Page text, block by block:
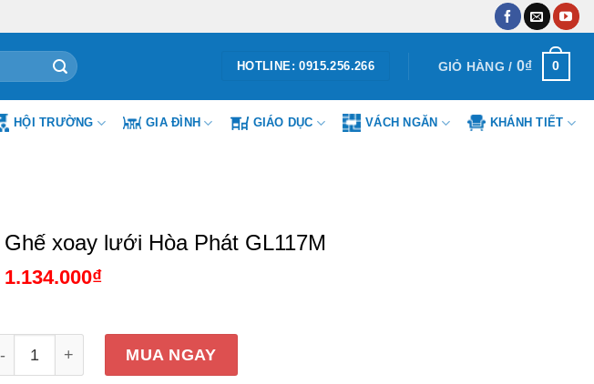
HOTLINE: 0915.256.266 GIỎ HÀNG / 0₫ 0
HỘI TRƯỜNG GIA ĐÌNH GIÁO DỤC VÁCH NGĂN KHÁNH TIẾT
Ghế xoay lưới Hòa Phát GL117M
1.134.000₫
MUA NGAY